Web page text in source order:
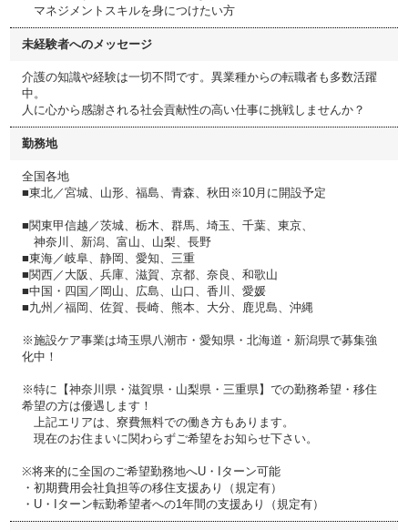
マネジメントスキルを身につけたい方​
未経験者へのメッセージ
介護の知識や経験は一切不問です。異業種からの転職者も多数活躍
中。
人に心から感謝される社会貢献性の高い仕事に挑戦しませんか？​
勤務地
全国各地
■東北／宮城、山形、福島、青森、秋田※10月に開設予定
■関東甲信越／茨城、栃木、群馬、埼玉、千葉、東京、
神奈川、新潟、富山、山梨、長野
■東海／岐阜、静岡、愛知、三重
■関西／大阪、兵庫、滋賀、京都、奈良、和歌山
■中国・四国／岡山、広島、山口、香川、愛媛
■九州／福岡、佐賀、長崎、熊本、大分、鹿児島、沖縄
※施設ケア事業は埼玉県八潮市・愛知県・北海道・新潟県で募集強
化中！
※特に【神奈川県・滋賀県・山梨県・三重県】での勤務希望・移住
希望の方は優遇します！
上記エリアは、寮費無料での働き方もあります。
現在のお住まいに関わらずご希望をお知らせ下さい。
※将来的に全国のご希望勤務地へU・Iターン可能
・初期費用会社負担等の移住支援あり（規定有）
・U・Iターン転勤希望者への1年間の支援あり（規定有）